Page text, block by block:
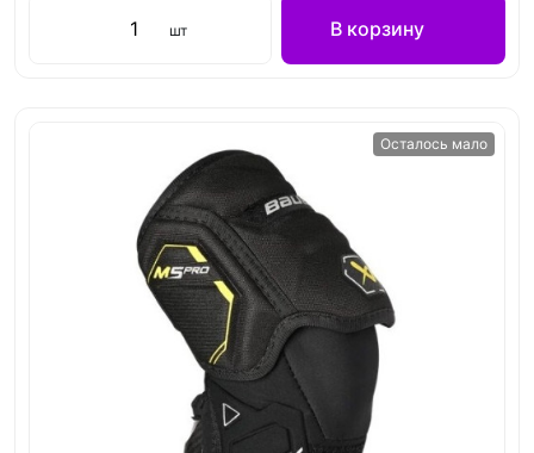
шт В корзину
Осталось мало